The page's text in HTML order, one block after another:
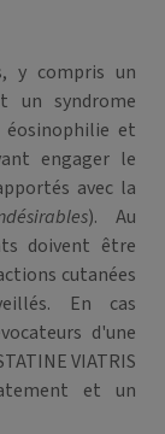
y compris un
un syndrome
éosinophilie et
engager le
avec la
). Au
doivent être
cutanées
En cas
d'une
VIATRIS
et un